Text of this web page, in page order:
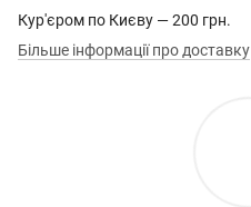
Кур'єром по Києву — 200 грн.
Більше інформації про доставку